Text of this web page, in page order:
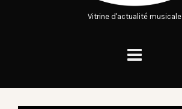
Vitrine d'actualité musicale